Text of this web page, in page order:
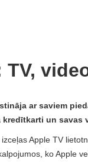
ar saviem
un savas
Apple TV
ko Apple